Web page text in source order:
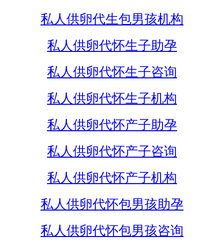
私人供卵代生包男孩机构
私人供卵代怀生子助孕
私人供卵代怀生子咨询
私人供卵代怀生子机构
私人供卵代怀产子助孕
私人供卵代怀产子咨询
私人供卵代怀产子机构
私人供卵代怀包男孩助孕
私人供卵代怀包男孩咨询